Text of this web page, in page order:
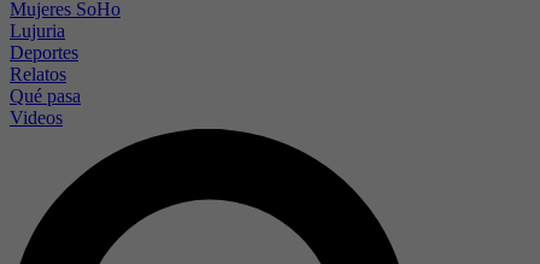
Mujeres SoHo
Lujuria
Deportes
Relatos
Qué pasa
Videos